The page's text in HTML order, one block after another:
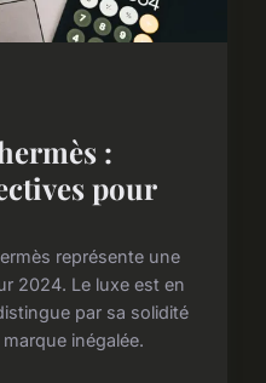
:
pour
représente une
2024. Le luxe est en
par sa solidité
inégalée.